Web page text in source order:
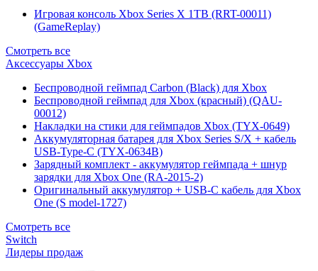
Игровая консоль Xbox Series X 1TB (RRT-00011)
(GameReplay)
Смотреть все
Аксессуары Xbox
Беспроводной геймпад Carbon (Black) для Xbox
Беспроводной геймпад для Xbox (красный) (QAU-
00012)
Накладки на стики для геймпадов Xbox (TYX-0649)
Аккумуляторная батарея для Xbox Series S/X + кабель
USB-Type-C (TYX-0634B)
Зарядный комплект - аккумулятор геймпада + шнур
зарядки для Xbox One (RA-2015-2)
Оригинальный аккумулятор + USB-C кабель для Xbox
One (S model-1727)
Смотреть все
Switch
Лидеры продаж